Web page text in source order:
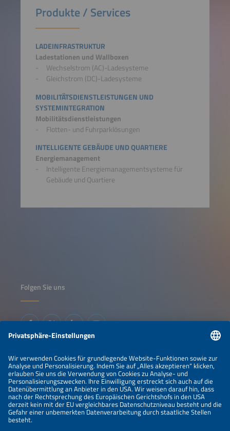
Produkte / Services
LADEINFRASTRUKTUR
Ladestationen und Wallboxen
Wechselstrom (AC)-Ladesysteme
Gleichstrom (DC)-Ladesysteme
MOBILITÄTSDIENSTLEISTUNGEN UND
SYSTEMINTEGRATION
Mobilitätsdienstleistungen
Flotten- und Fuhrparklösungen
INTELLIGENTE GEBÄUDE UND QUARTIERE
Energiemanagement
Intelligente Energiemanagementsysteme für
Gebäude und Quartiere
Folgen Sie uns
Informationen
IMPRESSUM
KONTAKT